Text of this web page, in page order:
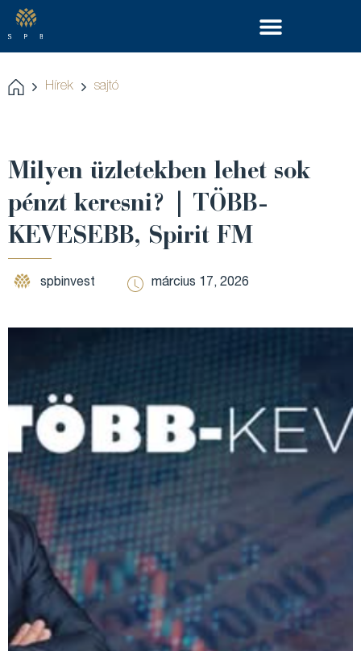
Hírek sajtó
Milyen üzletekben lehet sok
pénzt keresni? | TÖBB-
KEVESEBB, Spirit FM
spbinvest március 17, 2026